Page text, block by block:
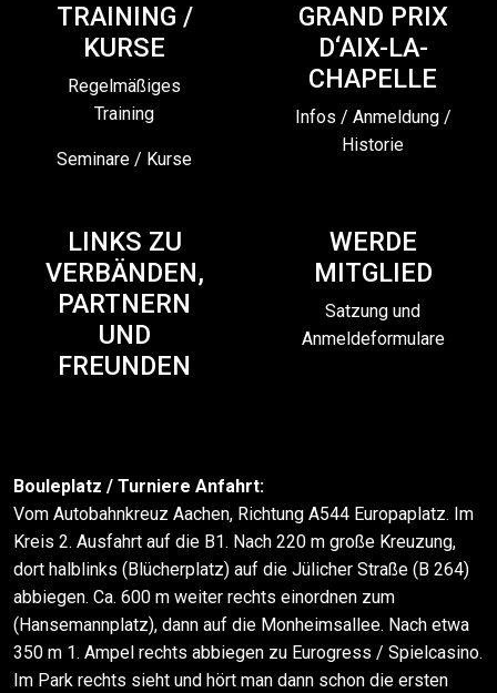
TRAINING /
KURSE
Regelmäßiges
Training
Seminare / Kurse
GRAND PRIX
D‘AIX-LA-
CHAPELLE
Infos / Anmeldung /
Historie
LINKS ZU
VERBÄNDEN,
PARTNERN
UND
FREUNDEN
WERDE
MITGLIED
Satzung und
Anmeldeformulare
Bouleplatz / Turniere Anfahrt:
Vom Autobahnkreuz Aachen, Richtung A544 Europaplatz. Im
Kreis 2. Ausfahrt auf die B1. Nach 220 m große Kreuzung,
dort halblinks (Blücherplatz) auf die Jülicher Straße (B 264)
abbiegen. Ca. 600 m weiter rechts einordnen zum
(Hansemannplatz), dann auf die Monheimsallee. Nach etwa
350 m 1. Ampel rechts abbiegen zu Eurogress / Spielcasino.
Im Park rechts sieht und hört man dann schon die ersten